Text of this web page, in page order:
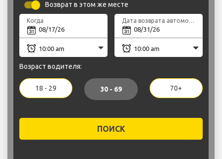
Возврат в этом же месте
Когда Дата возврата автомобиля
Возраст водителя:
18 - 29 30 - 69 70+
ПОИСК